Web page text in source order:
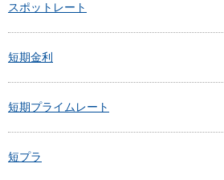
スポットレート
短期金利
短期プライムレート
短プラ